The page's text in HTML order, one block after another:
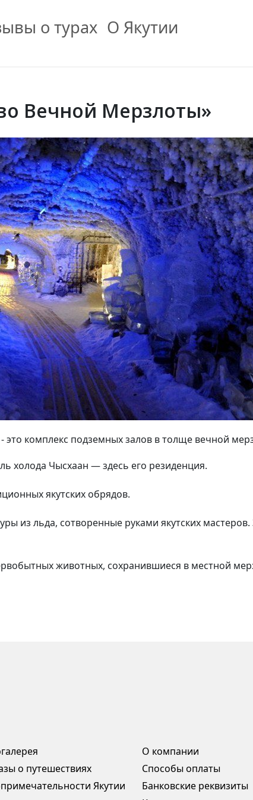
о турах О Якутии
Вечной Мерзлоты»
комплекс подземных залов в толще вечной
холода Чысхаан — здесь его резиденция.
якутских обрядов.
из льда, сотворенные руками якутских
животных, сохранившиеся в местной
о путешествиях
Якутии
О компании
Способы оплаты
Банковские реквизиты